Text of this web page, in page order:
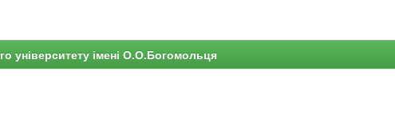
університету імені О.О.Богомольця